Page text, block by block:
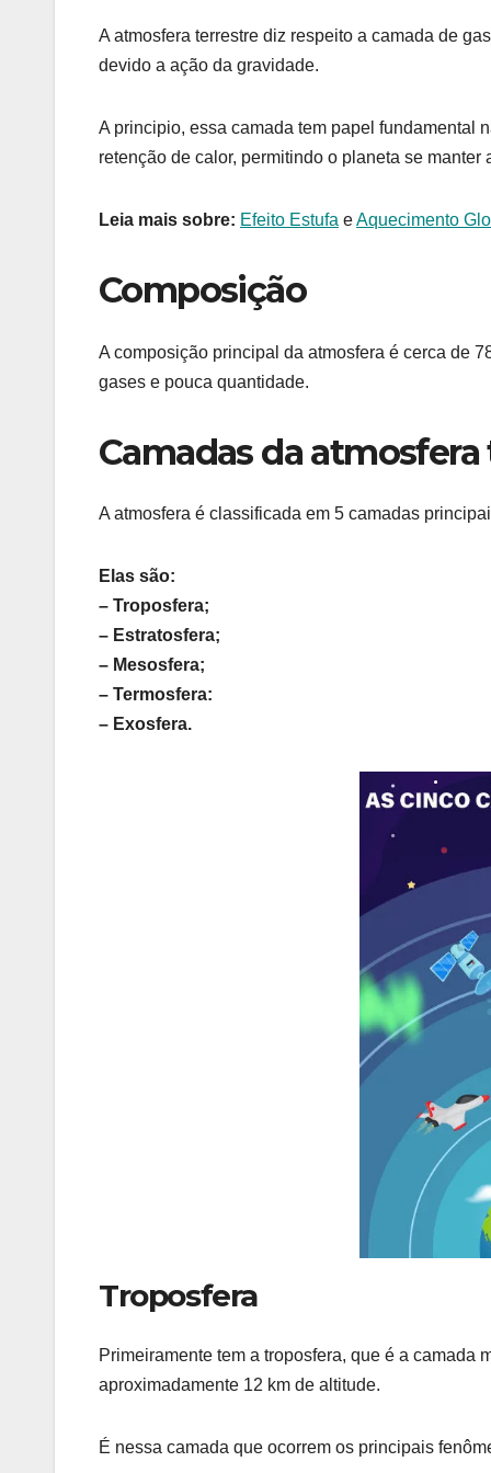
A atmosfera terrestre diz respeito a camada de
devido a ação da gravidade.
A principio, essa camada tem papel fundamental
retenção de calor, permitindo o planeta se manter
Leia mais sobre: Efeito Estufa eAquecimento
Composição
A composição principal da atmosfera é cerca de
gases e pouca quantidade.
Camadas da
A atmosfera é classificada em 5 camadas
Elas são:
– Troposfera;
– Estratosfera;
– Mesosfera;
– Termosfera:
– Exosfera.
Troposfera
Primeiramente tem a troposfera, que é a camada
aproximadamente 12 km de altitude.
É nessa camada que ocorrem os principais